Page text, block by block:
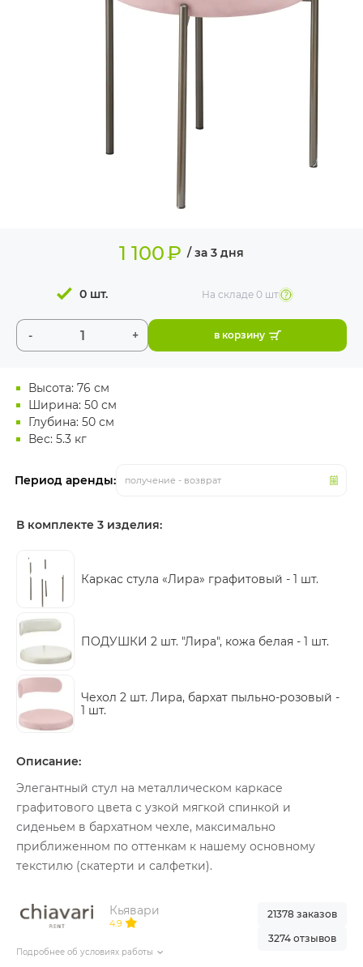
Высота: 76 см
Ширина: 50 см
Глубина: 50 см
Вес: 5.3 кг
Период аренды: получение - возврат
1 100₽ / за 3 дня
- +
0 шт. На складе0 шт
в корзину
В комплекте 3 изделия:
Каркас стула «Лира» графитовый - 1 шт.
ПОДУШКИ 2 шт. "Лира", кожа белая - 1 шт.
Чехол 2 шт. Лира, бархат пыльно-розовый -
1 шт.
Описание:
Элегантный стул на металлическом каркасе
графитового цвета с узкой мягкой спинкой и
сиденьем в бархатном чехле, максимально
приближенном по оттенкам к нашему основному
текстилю (скатерти и салфетки).
Кьявари
4.9
Подробнее об условиях работы
21378 заказов
3274 отзывов